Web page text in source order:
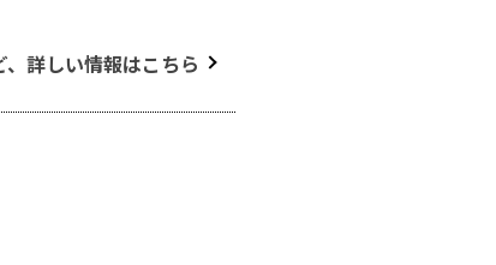
詳しい情報はこちら